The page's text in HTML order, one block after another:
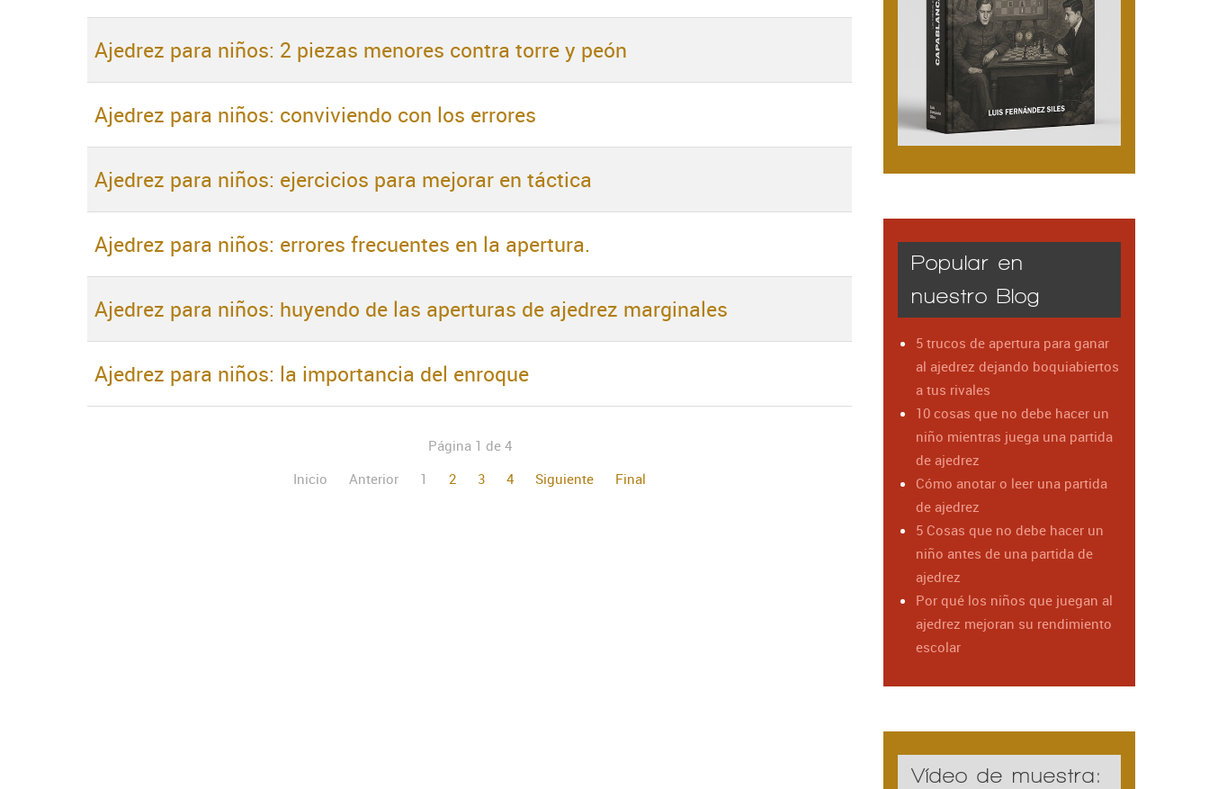
Ajedrez para niños: 2 piezas menores contra torre y peón
Ajedrez para niños: conviviendo con los errores
Ajedrez para niños: ejercicios para mejorar en táctica
Ajedrez para niños: errores frecuentes en la apertura.
Ajedrez para niños: huyendo de las aperturas de ajedrez marginales
Ajedrez para niños: la importancia del enroque
Página 1 de 4
Inicio
Anterior 1 2 3 4 Siguiente Final
Popular en
nuestro Blog
5 trucos de apertura para ganar
al ajedrez dejando boquiabiertos
a tus rivales
10 cosas que no debe hacer un
niño mientras juega una partida
de ajedrez
Cómo anotar o leer una partida
de ajedrez
5 Cosas que no debe hacer un
niño antes de una partida de
ajedrez
Por qué los niños que juegan al
ajedrez mejoran su rendimiento
escolar
Vídeo de muestra: